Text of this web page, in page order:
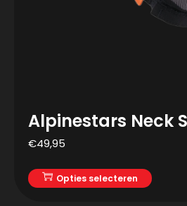
Alpinestars Neck
€49,95
Opties selecteren